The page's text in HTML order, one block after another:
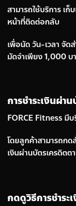
สามารถใช้บริการ เก็
หน้าที่ติดต่อกลับ
เพื่อนัด วัน-เวลา จัด
มัดจำเพียง 1,000 บ
การชำระเงินผ่า
FORCE Fitness มีบ
โดยลูกค้าสามารถกด
เงินผ่านบัตรเครดิตต
กดดูวิธีการชำระ